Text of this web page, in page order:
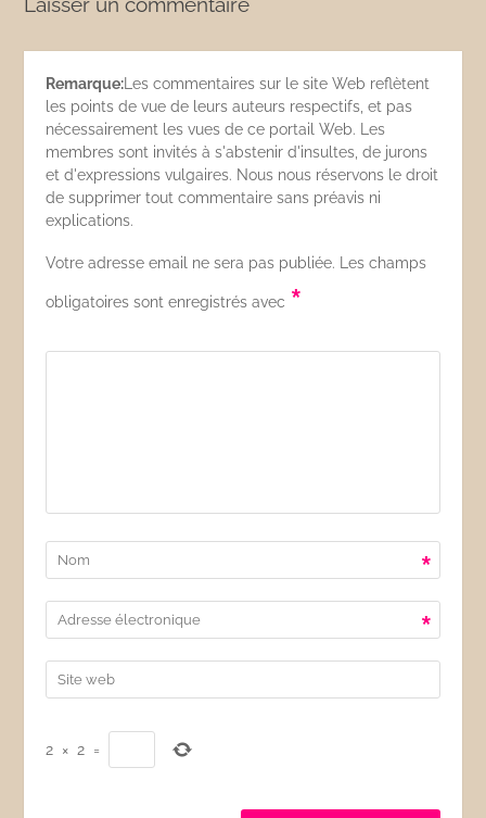
Remarque: Les commentaires sur le site Web reflètent
les points de vue de leurs auteurs respectifs, et pas
nécessairement les vues de ce portail Web. Les
membres sont invités à s'abstenir d'insultes, de jurons
et d'expressions vulgaires. Nous nous réservons le droit
de supprimer tout commentaire sans préavis ni
explications.
Votre adresse email ne sera pas publiée. Les champs
obligatoires sont enregistrés avec *
*
*
2 × 2 =